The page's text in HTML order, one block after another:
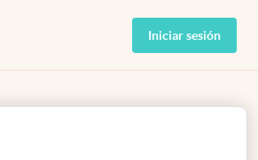
Iniciar sesión